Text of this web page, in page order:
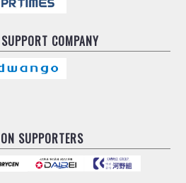
SUPPORT COMPANY
SUPPORTERS